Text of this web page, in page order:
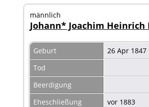
männlich
Johann* Joachim Heinrich
Geburt 26 Apr 1847
Tod
Beerdigung
Eheschließung
vor 1883